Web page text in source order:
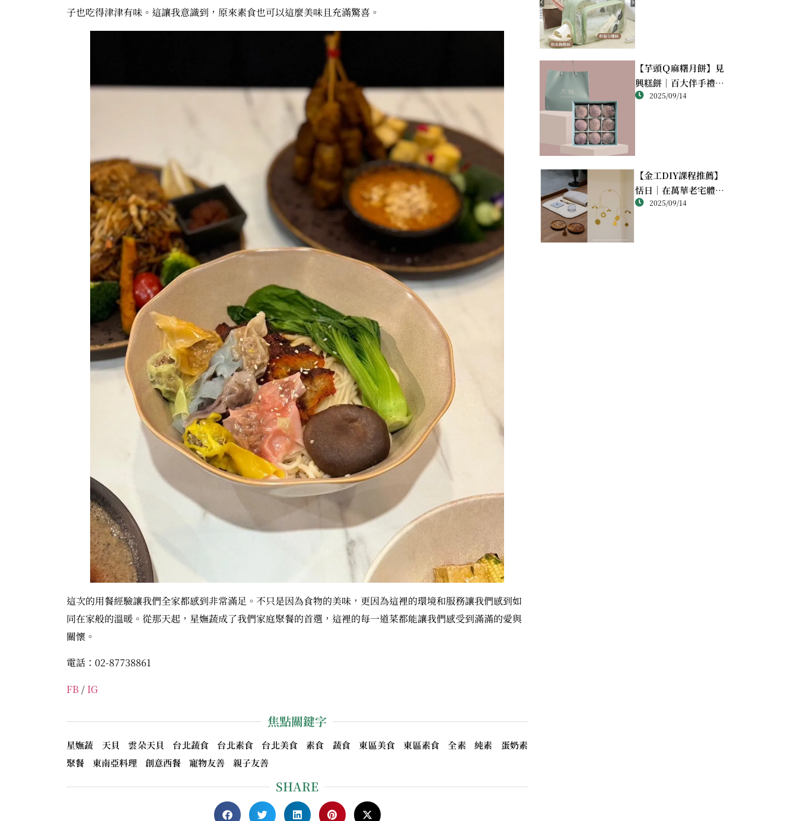
子也吃得津津有味。這讓我意識到，原來素食也可以這麼美味且充滿驚喜。
這次的用餐經驗讓我們全家都感到非常滿足。不只是因為食物的美味，更因為這裡的環境和服務讓我們感到如
同在家般的溫暖。從那天起，星嫵蔬成了我們家庭聚餐的首選，這裡的每一道菜都能讓我們感受到滿滿的愛與
關懷。
電話：02-87738861
FB / IG
焦點關鍵字
星嫵蔬 天貝 雲朵天貝 台北蔬食 台北素食 台北美食 素食 蔬食 東區美食 東區素食 全素 純素 蛋奶素
聚餐 東南亞料理 創意西餐 寵物友善 親子友善
SHARE
【芋頭Ｑ麻糬月餅】見
興糕餅｜百大伴手禮推
薦的綿密酥香新體驗
2025/09/14
【金工DIY課程推薦】
恬日｜在萬華老宅體驗
純銀手作
2025/09/14